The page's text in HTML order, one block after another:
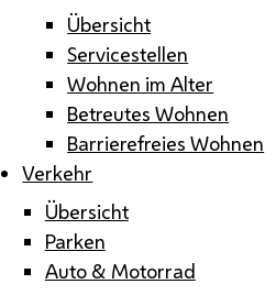
Übersicht
Servicestellen
Wohnen im Alter
Betreutes Wohnen
Barrierefreies Wohnen
Verkehr
Übersicht
Parken
Auto & Motorrad